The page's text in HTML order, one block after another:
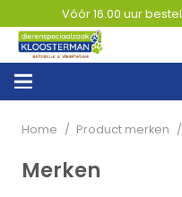
Vóór 16.00 uur
Home / Product merken /
Merken